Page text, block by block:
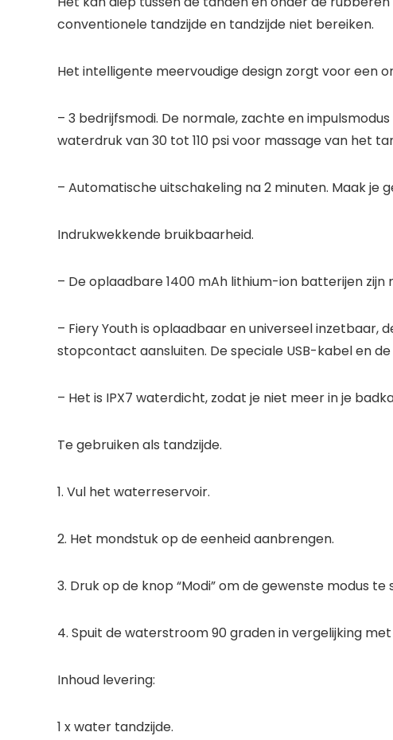
conventionele tandzijde en tandzijde niet bereiken.
Het intelligente meervoudige design zorgt voor een
– 3 bedrijfsmodi. De normale, zachte en
waterdruk van 30 tot 110 psi voor massage van het
– Automatische uitschakeling na 2 minuten. Maak
Indrukwekkende bruikbaarheid.
– De oplaadbare 1400 mAh lithium-ion batterijen
– Fiery Youth is oplaadbaar en universeel inzetbaar,
stopcontact aansluiten. De speciale USB-kabel en
– Het is IPX7 waterdicht, zodat je niet meer in je
Te gebruiken als tandzijde.
1. Vul het waterreservoir.
2. Het mondstuk op de eenheid aanbrengen.
3. Druk op de knop “Modi” om de gewenste modus te
4. Spuit de waterstroom 90 graden in vergelijking
Inhoud levering:
1 x water tandzijde.